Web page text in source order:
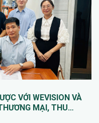
VỚI WEVISION VÀ
MẠI, THU